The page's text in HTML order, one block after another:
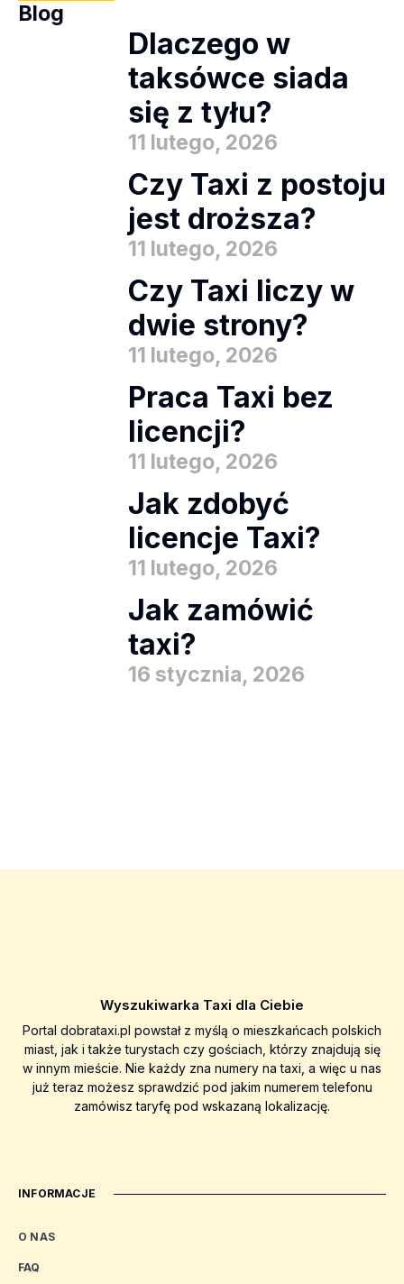
Blog
Dlaczego w
taksówce siada
się z tyłu?
11 lutego, 2026
Czy Taxi z postoju
jest droższa?
11 lutego, 2026
Czy Taxi liczy w
dwie strony?
11 lutego, 2026
Praca Taxi bez
licencji?
11 lutego, 2026
Jak zdobyć
licencje Taxi?
11 lutego, 2026
Jak zamówić
taxi?
16 stycznia, 2026
Wyszukiwarka Taxi dla Ciebie
Portal dobrataxi.pl powstał z myślą o mieszkańcach polskich
miast, jak i także turystach czy gościach, którzy znajdują się
w innym mieście. Nie każdy zna numery na taxi, a więc u nas
już teraz możesz sprawdzić pod jakim numerem telefonu
zamówisz taryfę pod wskazaną lokalizację.
INFORMACJE
O NAS
FAQ